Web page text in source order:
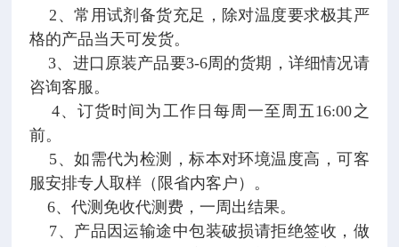
2、常用试剂备货充足，除对温度要求极其严
格的产品当天可发货。
3、进口原装产品要3-6周的货期，详细情况请
咨询客服。
4、订货时间为工作日每周一至周五16:00之
前。
5、如需代为检测，标本对环境温度高，可客
服安排专人取样（限省内客户）。
6、代测免收代测费，一周出结果。
7、产品因运输途中包装破损请拒绝签收，做